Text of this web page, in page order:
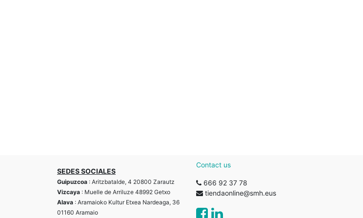
SEDES SOCIALES
Guipuzcoa : Aritzbatalde, 4 20800 Zarautz
Vizcaya : Muelle de Arriluze 48992 Getxo
Alava : Aramaioko Kultur Etxea Nardeaga, 36
01160 Aramaio
Contact us
666 92 37 78
tiendaonline@smh.eus